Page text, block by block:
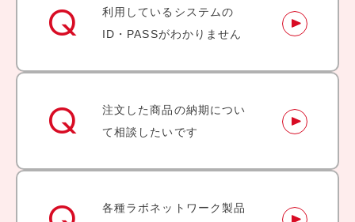
利用しているシステムの
ID・PASSがわかりません
注文した商品の納期につい
て相談したいです
各種ラボネットワーク製品